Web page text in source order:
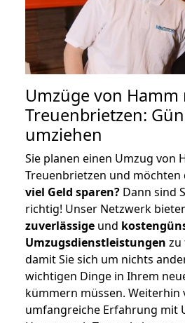
Umzüge von Hamm
Treuenbrietzen:
umziehen
Sie planen einen Umzug von
Treuenbrietzen und
viel Geld sparen? Dann sind
richtig! Unser Netzwerk
zuverlässige und
Umzugsdienstleistungen zu
damit Sie sich um nichts
wichtigen Dinge in Ihrem
kümmern müssen.
umfangreiche Erfahrung mit